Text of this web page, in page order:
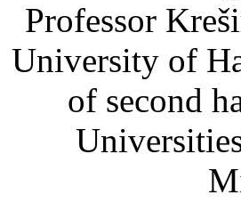
Professor
University of
of second